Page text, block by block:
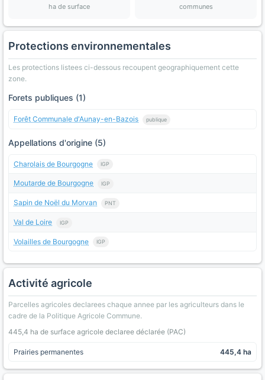
ha de surface communes
Protections environnementales
Les protections listees ci-dessous recoupent geographiquement cette
zone.
Forets publiques (1)
Forêt Communale d'Aunay-en-Bazois publique
Appellations d'origine (5)
Charolais de Bourgogne IGP
Moutarde de Bourgogne IGP
Sapin de Noël du Morvan PNT
Val de Loire IGP
Volailles de Bourgogne IGP
Activité agricole
Parcelles agricoles declarees chaque annee par les agriculteurs dans le
cadre de la Politique Agricole Commune.
445,4 ha de surface agricole declaree déclarée (PAC)
Prairies permanentes 445,4 ha